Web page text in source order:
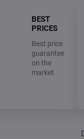
BEST
PRICES
Best price
guarantee
on the
market